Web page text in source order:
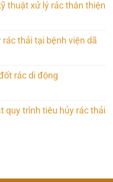
thuật xử lý rác thân thiện
rác thải tại bệnh viện dã
rác di động
quy trình tiêu hủy rác thải